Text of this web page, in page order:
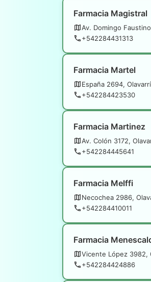
Farmacia Magistral
Av. Domingo
+542284431313
Farmacia Martel
España 2694,
+542284423530
Farmacia Martinez
Av. Colón 3172,
+542284445641
Farmacia Melffi
Necochea 2986,
+542284410011
Farmacia
Vicente López 3982,
+542284424886